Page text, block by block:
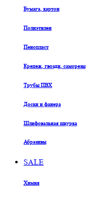
Бумага, картон
Полиэтилен
Пенопласт
Крепеж, гвозди, саморезы
Трубы ПВХ
Доски и фанера
Шлифовальная шкурка
Абразивы
SALE
Химия